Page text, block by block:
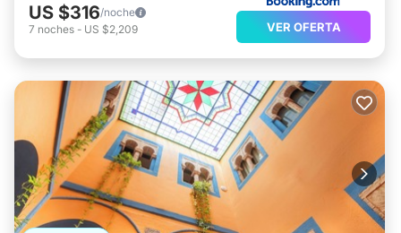
US $316/noche
7 noches - US $2,209 VER OFERTA